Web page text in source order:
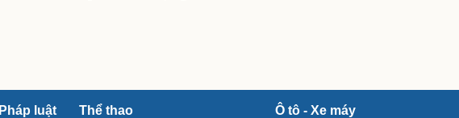
Pháp luật Thể thao Ô tô - Xe máy